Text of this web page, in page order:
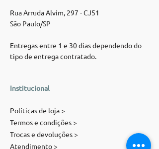
Rua Arruda Alvim, 297 - CJ51
São Paulo/SP
Entregas entre 1 e 30 dias dependendo do
tipo de entrega contratado.
Institucional
Políticas de loja >
Termos e condições >
Trocas e devoluções >
Atendimento >